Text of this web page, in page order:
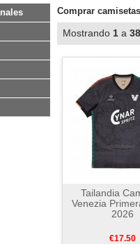
Comprar
Mostrando 1 a 38
Tailandia
Venezia
2026
€17.50